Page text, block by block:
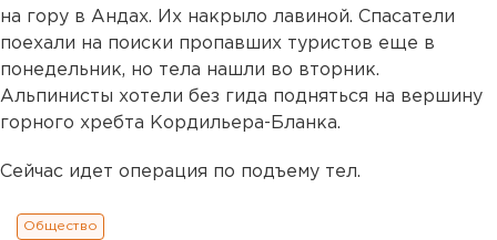
на гору в Андах. Их накрыло лавиной. Спасатели
поехали на поиски пропавших туристов еще в
понедельник, но тела нашли во вторник.
Альпинисты хотели без гида подняться на вершину
горного хребта Кордильера-Бланка.
Сейчас идет операция по подъему тел.
Общество